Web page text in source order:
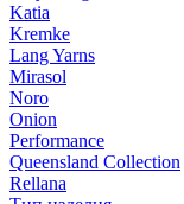
Katia
Kremke
Lang Yarns
Mirasol
Noro
Onion
Performance
Queensland Collection
Rellana